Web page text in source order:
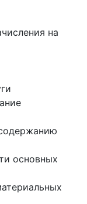
на
основных